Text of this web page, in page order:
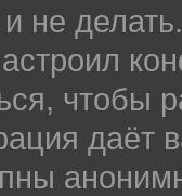
не
даёт